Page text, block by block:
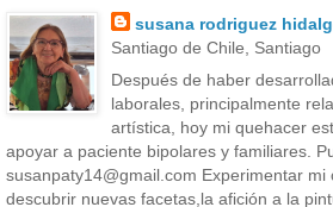
susana rodriguez
Santiago de Chile, Santiago
Después de haber
laborales, principalmente
artística, hoy mi quehacer
apoyar a paciente bipolares y familiares.
susanpaty14@gmail.com Experimentar
descubrir nuevas facetas,la afición a la